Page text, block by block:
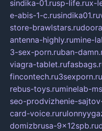
sindika-01.rusp-life.rux-
e-abis-1-c.rusindika01.ru
store-brawlstars.ru
antenna-highly.rumine-
3-sex-porn.ruban-
viagra-tablet.ru
fincontech.ru3sexporn.ru
rebus-toys.ruminelab-
seo-prodvizhenie-
card-voice.ru
domizbrusa-9x12spb.ru